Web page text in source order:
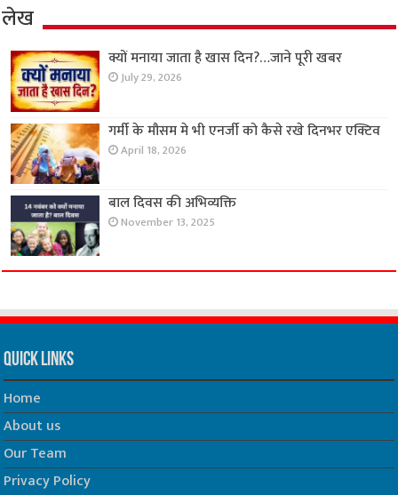
लेख
क्यों मनाया जाता है खास दिन?…जाने पूरी खबर
July 29, 2026
गर्मी के मौसम मे भी एनर्जी को कैसे रखे दिनभर एक्टिव
April 18, 2026
बाल दिवस की अभिव्यक्ति
November 13, 2025
Quick Links
Home
About us
Our Team
Privacy Policy